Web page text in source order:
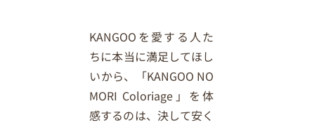
KANGOOを愛する人た
ちに本当に満足してほし
いから、「KANGOO NO
MORI Coloriage」を体
感するのは、決して安く